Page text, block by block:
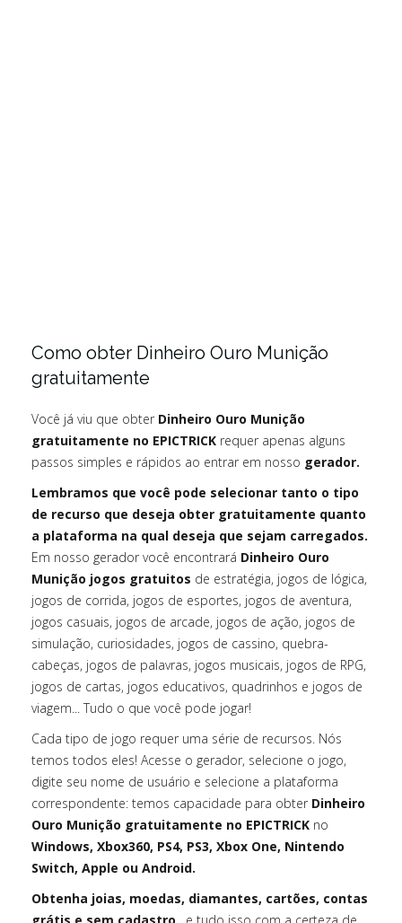
Como obter Dinheiro Ouro Munição
gratuitamente
Você já viu que obter Dinheiro Ouro Munição
gratuitamente no EPICTRICK requer apenas alguns
passos simples e rápidos ao entrar em nosso gerador.
Lembramos que você pode selecionar tanto o tipo
de recurso que deseja obter gratuitamente quanto
a plataforma na qual deseja que sejam carregados.
Em nosso gerador você encontrará Dinheiro Ouro
Munição jogos gratuitos de estratégia, jogos de lógica,
jogos de corrida, jogos de esportes, jogos de aventura,
jogos casuais, jogos de arcade, jogos de ação, jogos de
simulação, curiosidades, jogos de cassino, quebra-
cabeças, jogos de palavras, jogos musicais, jogos de RPG,
jogos de cartas, jogos educativos, quadrinhos e jogos de
viagem... Tudo o que você pode jogar!
Cada tipo de jogo requer uma série de recursos. Nós
temos todos eles! Acesse o gerador, selecione o jogo,
digite seu nome de usuário e selecione a plataforma
correspondente: temos capacidade para obter Dinheiro
Ouro Munição gratuitamente no EPICTRICK no
Windows, Xbox360, PS4, PS3, Xbox One, Nintendo
Switch, Apple ou Android.
Obtenha joias, moedas, diamantes, cartões, contas